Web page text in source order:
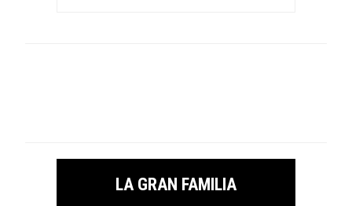
LA GRAN FAMILIA